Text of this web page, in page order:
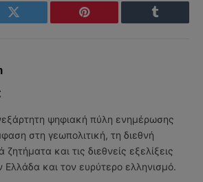
Twitter Pinterest Tumblr
Tumblr
ψηφιακή πύλη ενημέρωσης
στη γεωπολιτική, τη διεθνή
και τις διεθνείς εξελίξεις
και τον ευρύτερο ελληνισμό.